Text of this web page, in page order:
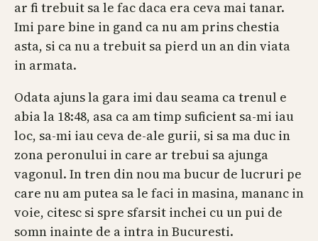
ar fi trebuit sa le fac daca era ceva mai tanar.
Imi pare bine in gand ca nu am prins chestia
asta, si ca nu a trebuit sa pierd un an din viata
in armata.
Odata ajuns la gara imi dau seama ca trenul e
abia la 18:48, asa ca am timp suficient sa-mi iau
loc, sa-mi iau ceva de-ale gurii, si sa ma duc in
zona peronului in care ar trebui sa ajunga
vagonul. In tren din nou ma bucur de lucruri pe
care nu am putea sa le faci in masina, mananc in
voie, citesc si spre sfarsit inchei cu un pui de
somn inainte de a intra in Bucuresti.